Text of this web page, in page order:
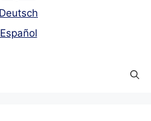
Deutsch
Español